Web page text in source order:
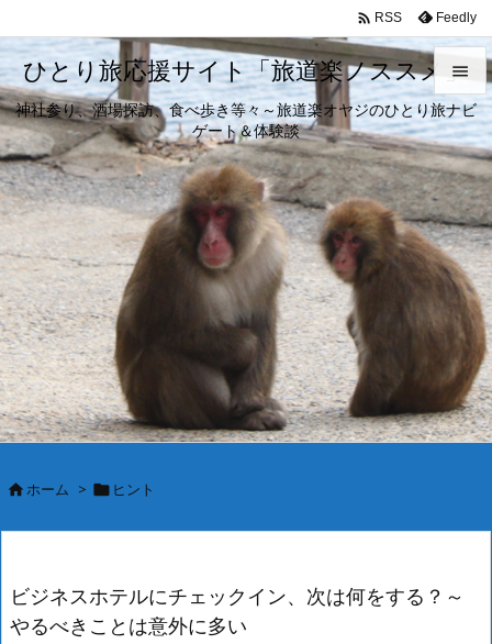
ひとり旅応援サイト「旅道楽ノススメ」
神社参り、酒場探訪、食べ歩き等々～旅道楽オヤジのひとり旅ナビ
ゲート＆体験談


メニュ

サイド

前へ

次へ

検索
 RSS Feedly
ホーム >  ヒント
ビジネスホテルにチェックイン、次は何をする？～
やるべきことは意外に多い